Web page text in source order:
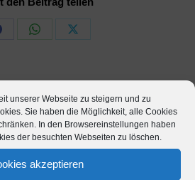
unserer Webseite zu steigern und zu
Sie haben die Möglichkeit, alle Cookies
In den Browsereinstellungen haben
der besuchten Webseiten zu löschen.
akzeptieren
Share
WhatsApp
X
ZURÜCK
Vorheriger
Beitrag:
ist in Feierlaune
NÄCHSTES